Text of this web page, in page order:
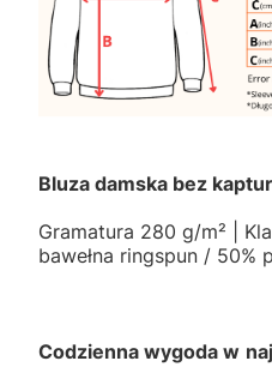
Bluza damska bez
Gramatura 280 g/m² |
bawełna ringspun / 50%
Codzienna wygoda w